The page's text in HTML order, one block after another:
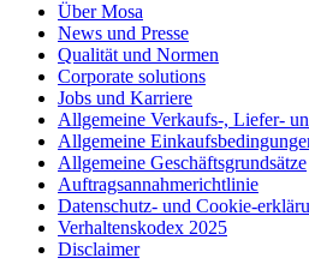
Über Mosa
News und Presse
Qualität und Normen
Corporate solutions
Jobs und Karriere
Allgemeine Verkaufs-, Liefer-
Allgemeine
Allgemeine Geschäftsgrundsätze
Auftragsannahmerichtlinie
Datenschutz- und Cookie-
Verhaltenskodex 2025
Disclaimer